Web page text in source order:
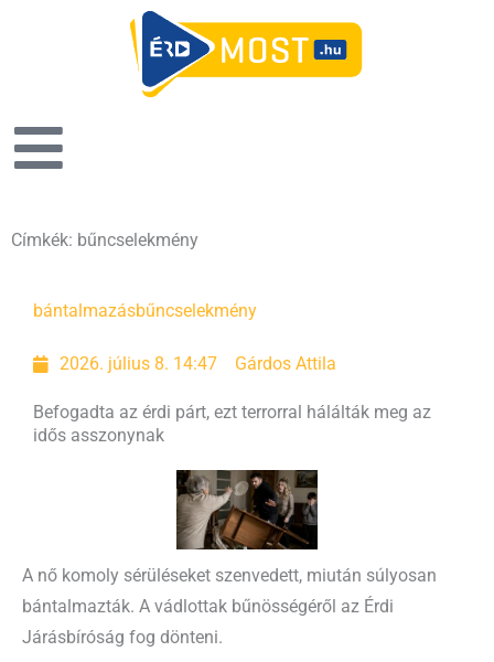
Címkék: bűncselekmény
bántalmazásbűncselekmény
2026. július 8. 14:47 Gárdos Attila
Befogadta az érdi párt, ezt terrorral hálálták meg az
idős asszonynak
A nő komoly sérüléseket szenvedett, miután súlyosan
bántalmazták. A vádlottak bűnösségéről az Érdi
Járásbíróság fog dönteni.